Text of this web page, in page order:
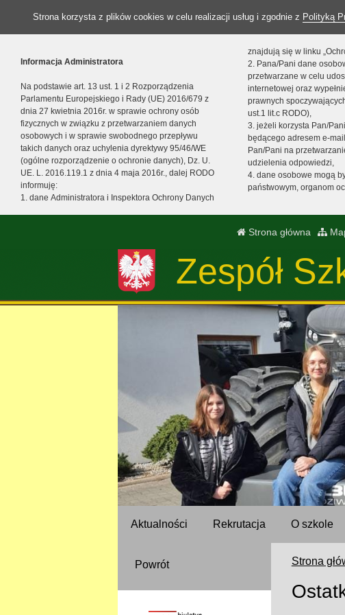
Strona korzysta z plików cookies w celu realizacji usług i zgodnie z Polityką
Informacja Administratora
Na podstawie art. 13 ust. 1 i 2 Rozporządzenia
Parlamentu Europejskiego i Rady (UE) 2016/679 z
dnia 27 kwietnia 2016r. w sprawie ochrony osób
fizycznych w związku z przetwarzaniem danych
osobowych i w sprawie swobodnego przepływu
takich danych oraz uchylenia dyrektywy 95/46/WE
(ogólne rozporządzenie o ochronie danych), Dz. U.
UE. L. 2016.119.1 z dnia 4 maja 2016r., dalej RODO
informuję:
1. dane Administratora i Inspektora Ochrony Danych
znajdują się w linku
2. Pana/Pani dane
przetwarzane w celu
internetowej oraz
prawnych
ust.1 lit.c RODO),
3. jeżeli korzysta Pan/
będącego adresem e-
Pan/Pani na
udzielenia odpowiedzi,
4. dane osobowe mogą
państwowym, organom
Strona główna
Zespół
Aktualności Rekrutacja O szkole
Strona
Powrót